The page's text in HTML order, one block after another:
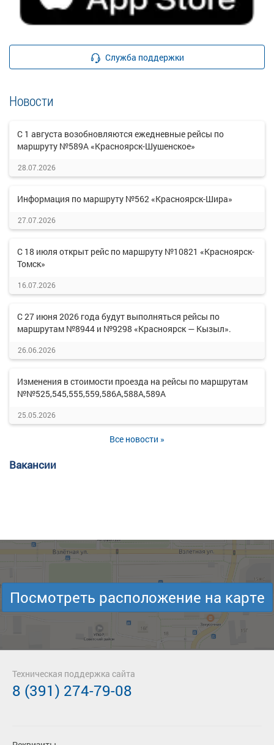
Служба поддержки
Новости
С 1 августа возобновляются ежедневные рейсы по
маршруту №589А «Красноярск-Шушенское»
28.07.2026
Информация по маршруту №562 «Красноярск-Шира»
27.07.2026
С 18 июля открыт рейс по маршруту №10821 «Красноярск-
Томск»
16.07.2026
С 27 июня 2026 года будут выполняться рейсы по
маршрутам №8944 и №9298 «Красноярск — Кызыл».
26.06.2026
Изменения в стоимости проезда на рейсы по маршрутам
№№525,545,555,559,586А,588А,589А
25.05.2026
Все новости »
Вакансии
Посмотреть расположение на карте
Техническая поддержка сайта
8 (391) 274-79-08